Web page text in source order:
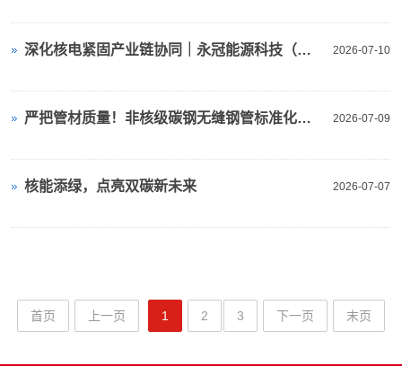
2026-07-10
深化核电紧固产业链协同｜永冠能源科技（上海）有限公司高管带队赴嘉兴兴美达五金有限公司走访交流
2026-07-09
严把管材质量！非核级碳钢无缝钢管标准化出厂全维度验收指南
2026-07-07
核能添绿，点亮双碳新未来
首页 上一页 1 2 3 下一页 末页